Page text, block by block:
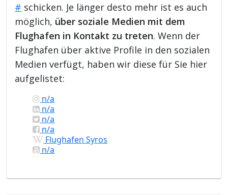
# schicken. Je länger desto mehr ist es auch
möglich, über soziale Medien mit dem
Flughafen in Kontakt zu treten. Wenn der
Flughafen über aktive Profile in den sozialen
Medien verfügt, haben wir diese für Sie hier
aufgelistet:
n/a
n/a
n/a
n/a
Flughafen Syros
n/a